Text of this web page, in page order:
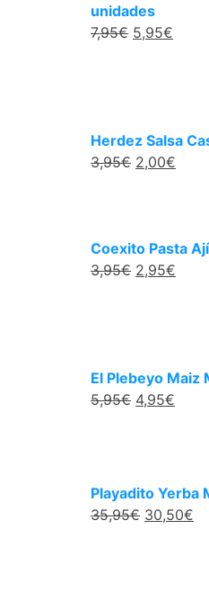
unidades
7,95€ 5,95€
Herdez Salsa
3,95€ 2,00€
Coexito Pasta
3,95€ 2,95€
El Plebeyo Maiz
5,95€ 4,95€
Playadito Yerba
35,95€ 30,50€